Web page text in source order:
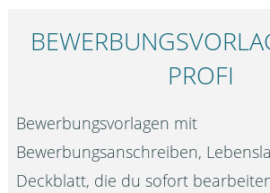
PROFI
Bewerbungsvorlagen mit
Bewerbungsanschreiben,
Deckblatt, die du sofort